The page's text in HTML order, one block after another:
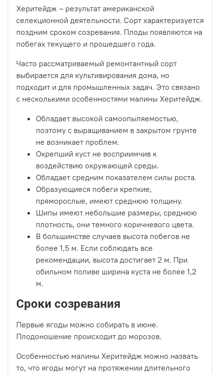
Херитейдж – результат американской
селекционной деятельности. Сорт характеризуется
поздним сроком созревания. Плоды появляются на
побегах текущего и прошедшего года.
Часто рассматриваемый ремонтантный сорт
выбирается для культивирования дома, но
подходит и для промышленных задач. Это связано
с несколькими особенностями малины Херитейдж.
Обладает высокой самоопыляемостью,
поэтому с выращиванием в закрытом грунте
не возникает проблем.
Окрепший куст не восприимчив к
воздействию окружающей среды.
Обладает средним показателем силы роста.
Образующиеся побеги крепкие,
пряморослые, имеют среднюю толщину.
Шипы имеют небольшие размеры, среднюю
плотность, они темного коричневого цвета.
В большинстве случаев высота побегов не
более 1,5 м. Если соблюдать все
рекомендации, высота достигает 2 м. При
обильном поливе ширина куста не более 1,2
м.
Сроки созревания
Первые ягоды можно собирать в июне.
Плодоношение происходит до морозов.
Особенностью малины Херитейдж можно назвать
то, что ягоды могут на протяжении длительного